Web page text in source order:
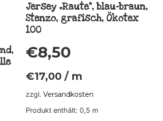
Jersey „Raute“, blau-braun,
Stenzo, grafisch, Ökotex
100
€8,50
€17,00 / m
zzgl. Versandkosten
Produkt enthält: 0,5 m